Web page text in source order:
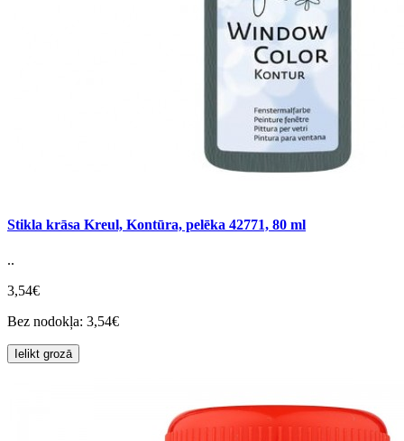
Stikla krāsa Kreul, Kontūra, pelēka 42771, 80 ml
..
3,54€
Bez nodokļa: 3,54€
Ielikt grozā